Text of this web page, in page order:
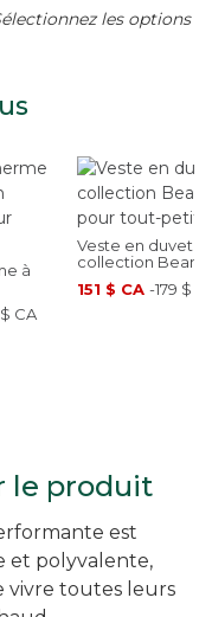
les options
à
CA
Veste en duvet,
collection Bean’s,
pour tout-petits
151 $ CA -179 $
le produit
est
et polyvalente,
vivre toutes leurs